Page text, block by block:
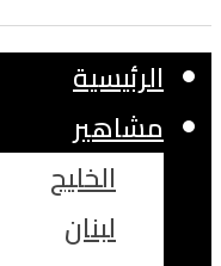
الرئيسية
مشاهير
الخليج
لبنان